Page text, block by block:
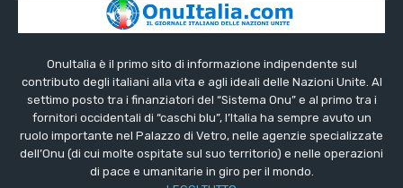
OnuItalia è il primo sito di informazione indipendente sul
contributo degli italiani alla vita e agli ideali delle Nazioni Unite. Al
settimo posto tra i finanziatori del “Sistema Onu” e al primo tra i
fornitori occidentali di “caschi blu”, l’Italia ha sempre avuto un
ruolo importante nel Palazzo di Vetro, nelle agenzie specializzate
dell’Onu (di cui molte ospitate sul suo territorio) e nelle operazioni
di pace e umanitarie in giro per il mondo.